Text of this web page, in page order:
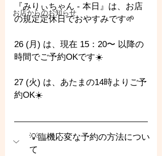
お店からのお知らせ
『みりぃちゃん - 本日』は、お店
の規定定休日でおやすみです🌱
26 (月) は、現在 15：20〜 以降の
時間でご予約OKです☀️
27 (火) は、あたまの14時よりご予
約OK☀️
💡臨機応変な予約の方法につい
て